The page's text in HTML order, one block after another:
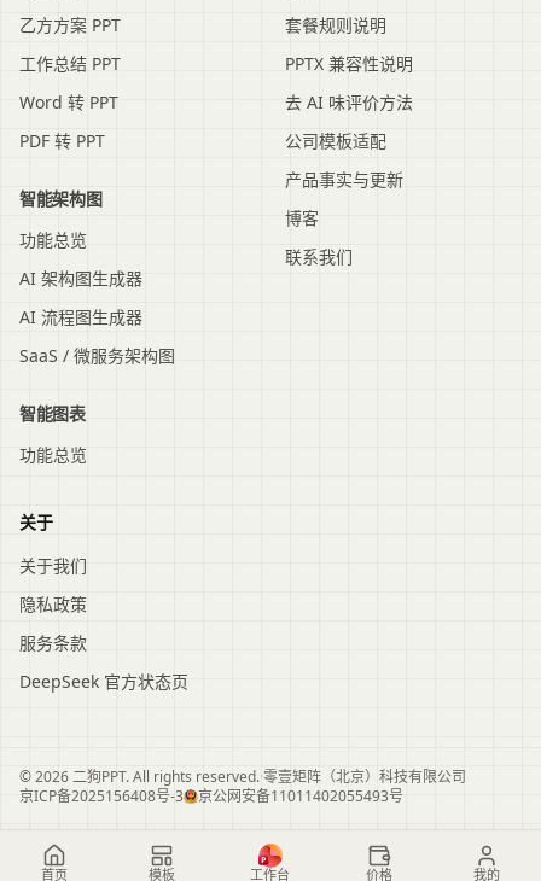
乙方方案 PPT
工作总结 PPT
Word 转 PPT
PDF 转 PPT
智能架构图
功能总览
AI 架构图生成器
AI 流程图生成器
SaaS / 微服务架构图
智能图表
功能总览
套餐规则说明
PPTX 兼容性说明
去 AI 味评价方法
公司模板适配
产品事实与更新
博客
联系我们
关于
关于我们
隐私政策
服务条款
DeepSeek 官方状态页
© 2026 二狗PPT. All rights reserved.·零壹矩阵（北京）科技有限公司
京ICP备2025156408号-3
京公网安备11011402055493号
首页 模板 工作台 价格 我的